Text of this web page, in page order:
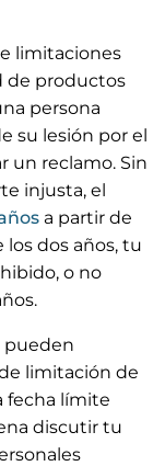
limitaciones
de productos
persona
su lesión por el
un reclamo. Sin
injusta, el
a partir de
dos años, tu
o no
pueden
limitación de
fecha límite
discutir tu